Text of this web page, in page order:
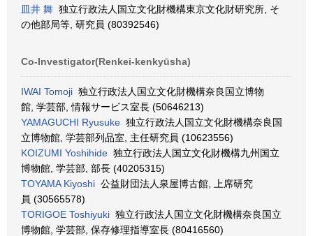
皿井 舞 独立行政法人国立文化財機構東京文化財研究所, そ
の他部局等, 研究員 (80392546)
Co-Investigator(Renkei-kenkyūsha)
IWAI Tomoji 独立行政法人国立文化財機構奈良国立博物
館, 学芸部, 情報サービス室長 (50646213)
YAMAGUCHI Ryusuke 独立行政法人国立文化財機構奈良国
立博物館, 学芸部列品室, 主任研究員 (10623556)
KOIZUMI Yoshihide 独立行政法人国立文化財機構九州国立
博物館, 学芸部, 部長 (40205315)
TOYAMA Kiyoshi 公益財団法人泉屋博古館, 上席研究
員 (30565578)
TORIGOE Toshiyuki 独立行政法人国立文化財機構奈良国立
博物館, 学芸部, 保存修理指導室長 (80416560)